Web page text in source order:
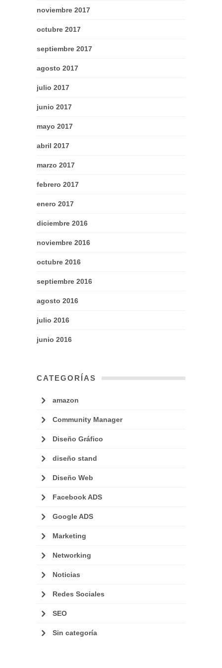
noviembre 2017
octubre 2017
septiembre 2017
agosto 2017
julio 2017
junio 2017
mayo 2017
abril 2017
marzo 2017
febrero 2017
enero 2017
diciembre 2016
noviembre 2016
octubre 2016
septiembre 2016
agosto 2016
julio 2016
junio 2016
CATEGORÍAS
amazon
Community Manager
Diseño Gráfico
diseño stand
Diseño Web
Facebook ADS
Google ADS
Marketing
Networking
Noticias
Redes Sociales
SEO
Sin categoría